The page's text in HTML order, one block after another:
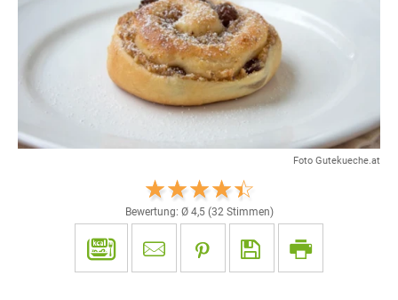
Foto Gutekueche.at
Bewertung: Ø 4,5(32Stimmen)